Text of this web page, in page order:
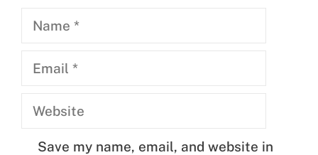
Name
Email
Website
Save my name, email, and website in